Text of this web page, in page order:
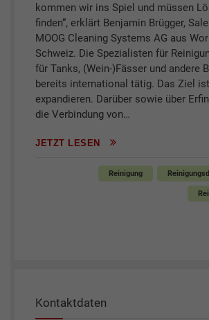
kommen wir ins Spiel und müssen
finden“, erklärt Benjamin Brügger,
MOOG Cleaning Systems AG aus
Schweiz. Die Spezialisten für
für Tanks, (Wein-)Fässer und andere
bereits international tätig. Das Ziel
expandieren. Darüber sowie über
die Verbindung von…
JETZT LESEN
Reinigung
Kontaktdaten